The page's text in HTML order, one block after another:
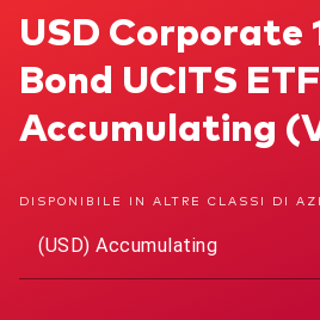
Prodotti
ETF
La società
Back to main menu
Come
USD Corporate 1-3 Year Bond
USD Corporate
Bond UCITS
Accumulating
DISPONIBILE IN ALTRE CLASSI DI
(USD) Accumulating